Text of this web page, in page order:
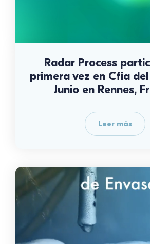
Radar Process
primera vez en Cfia
Junio en Rennes,
Leer más